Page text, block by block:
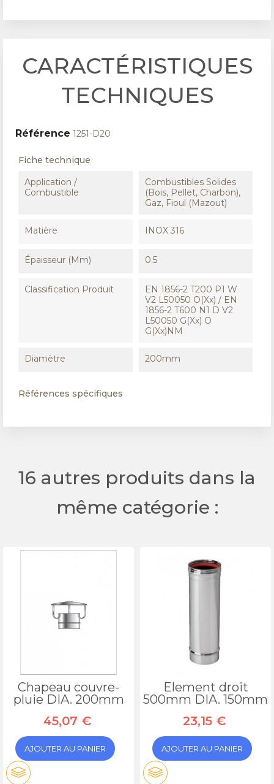
CARACTÉRISTIQUES
TECHNIQUES
Référence 1251-D20
Fiche technique
Application /
Combustible
Combustibles Solides
(Bois, Pellet, Charbon),
Gaz, Fioul (Mazout)
Matière INOX 316
Épaisseur (mm) 0.5
Classification Produit
EN 1856-2 T200 P1 W
V2 L50050 O(xx) / EN
1856-2 T600 N1 D V2
L50050 G(xx) O
G(xx)NM
Diamètre 200mm
Références spécifiques
16 autres produits dans la
même catégorie :
Chapeau couvre-
pluie DIA. 200mm
45,07 €
AJOUTER AU PANIER
Element droit
500mm DIA. 150mm
23,15 €
AJOUTER AU PANIER